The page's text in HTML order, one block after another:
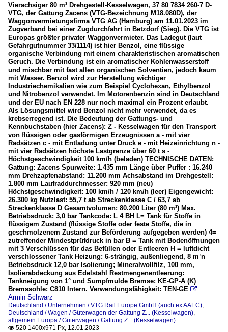
Vierachsiger 80 m³ Drehgestell-Kesselwagen, 37 80 7834 260-7 D-
VTG, der Gattung Zacens (VTG-Bezeichnung M18.080D), der
Waggonvermietungsfirma VTG AG (Hamburg) am 11.01.2023 im
Zugverband bei einer Zugdurchfahrt in Betzdorf (Sieg). Die VTG ist
Europas größter privater Waggonvermieter. Das Ladegut (laut
Gefahrgutnummer 33/1114) ist hier Benzol, eine flüssige
organische Verbindung mit einem charakteristischen aromatischen
Geruch. Die Verbindung ist ein aromatischer Kohlenwasserstoff
und mischbar mit fast allen organischen Solventien, jedoch kaum
mit Wasser. Benzol wird zur Herstellung wichtiger
Industriechemikalien wie zum Beispiel Cyclohexan, Ethylbenzol
und Nitrobenzol verwendet. Im Motorenbenzin sind in Deutschland
und der EU nach EN 228 nur noch maximal ein Prozent erlaubt.
Als Lösungsmittel wird Benzol nicht mehr verwendet, da es
krebserregend ist. Die Bedeutung der Gattungs- und
Kennbuchstaben (hier Zacens): Z - Kesselwagen für den Transport
von flüssigen oder gasförmigen Erzeugnissen a - mit vier
Radsätzen c - mit Entladung unter Druck e - mit Heizeinrichtung n -
mit vier Radsätzen höchste Lastgrenze über 60 t s -
Höchstgeschwindigkeit 100 km/h (beladen) TECHNISCHE DATEN:
Gattung: Zacens Spurweite: 1.435 mm Länge über Puffer : 16.240
mm Drehzapfenabstand: 11.200 mm Achsabstand im Drehgestell:
1.800 mm Laufraddurchmesser: 920 mm (neu)
Höchstgeschwindigkeit: 100 km/h / 120 km/h (leer) Eigengewicht:
26.300 kg Nutzlast: 55,7 t ab Streckenklasse C / 63,7 ab
Streckenklasse D Gesamtvolumen: 80.200 Liter (80 m³) Max.
Betriebsdruck: 3,0 bar Tankcode: L 4 BH L= Tank für Stoffe in
flüssigem Zustand (flüssige Stoffe oder feste Stoffe, die in
geschmolzenem Zustand zur Beförderung aufgegeben werden) 4=
zutreffender Mindestprüfdruck in bar B = Tank mit Bodenöffnungen
mit 3 Verschlüssen für das Befüllen oder Entleeren H = luftdicht
verschlossener Tank Heizung: 6-strängig, außenliegend, 8 m³n
Betriebsdruck 12,0 bar Isolierung; Mineralwollfilz, 100 mm,
Isolierabdeckung aus Edelstahl Restmengenentleerung:
Tankneigung von 1° und Sumpfmulde Bremse: KE-GP-A (K)
Bremssohle: C810 Intern. Verwendungsfähigkeit: TEN-GE 
Armin Schwarz
Deutschland / Unternehmen / VTG Rail Europe GmbH (auch ex AAEC)
Deutschland / Wagen / Güterwagen der Gattung Z... (Kesselwagen)
allgemein Europa / Güterwagen / Gattung Z... (Kesselwagen)
 520 1400x971 Px, 12.01.2023